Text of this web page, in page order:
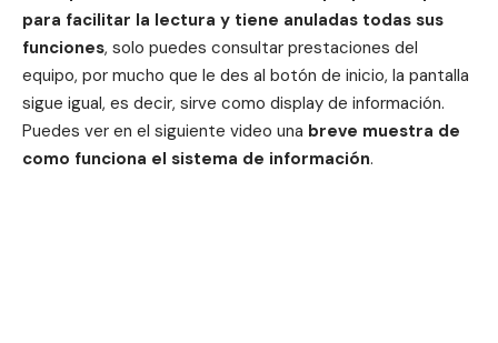
para facilitar la lectura y tiene anuladas todas sus
funciones, solo puedes consultar prestaciones del
equipo, por mucho que le des al botón de inicio, la pantalla
sigue igual, es decir, sirve como display de información.
Puedes ver en el siguiente video una breve muestra de
como funciona el sistema de información.